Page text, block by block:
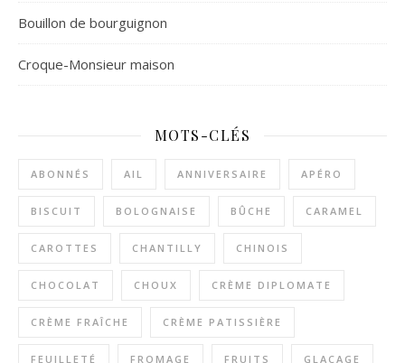
Bouillon de bourguignon
Croque-Monsieur maison
MOTS-CLÉS
ABONNÉS AIL ANNIVERSAIRE APÉRO
BISCUIT BOLOGNAISE BÛCHE CARAMEL
CAROTTES CHANTILLY CHINOIS
CHOCOLAT CHOUX CRÈME DIPLOMATE
CRÈME FRAÎCHE CRÈME PATISSIÈRE
FEUILLETÉ FROMAGE FRUITS GLAÇAGE